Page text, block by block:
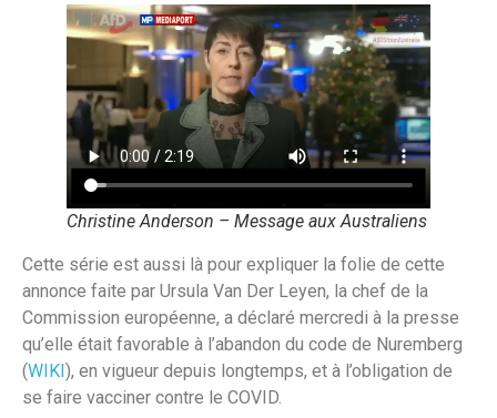
Christine Anderson – Message aux Australiens
Cette série est aussi là pour expliquer la folie de cette
annonce faite par Ursula Van Der Leyen, la chef de la
Commission européenne, a déclaré mercredi à la presse
qu’elle était favorable à l’abandon du code de Nuremberg
(WIKI), en vigueur depuis longtemps, et à l’obligation de
se faire vacciner contre le COVID.